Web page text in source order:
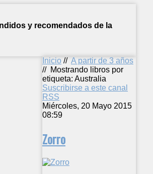
y recomendados de la
Inicio // A partir de 3 años
// Mostrando libros por
etiqueta: Australia
Suscribirse a este canal
RSS
Miércoles, 20 Mayo 2015
08:59
Zorro